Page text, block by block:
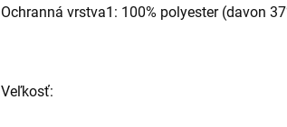
Ochranná vrstva1: 100% polyester (davon
Veľkosť: